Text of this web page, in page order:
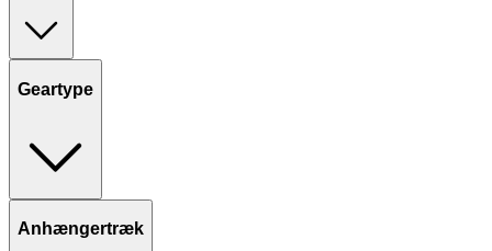
Geartype
Anhængertræk